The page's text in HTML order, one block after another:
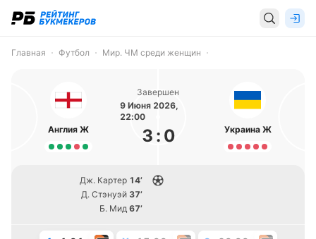
Главная Футбол Мир. ЧМ среди женщин
Англия Ж
Завершен
9 Июня 2026,
22:00
3 : 0 Украина Ж
Дж. Картер 14’
Д. Стэнуэй 37’
Б. Мид 67’